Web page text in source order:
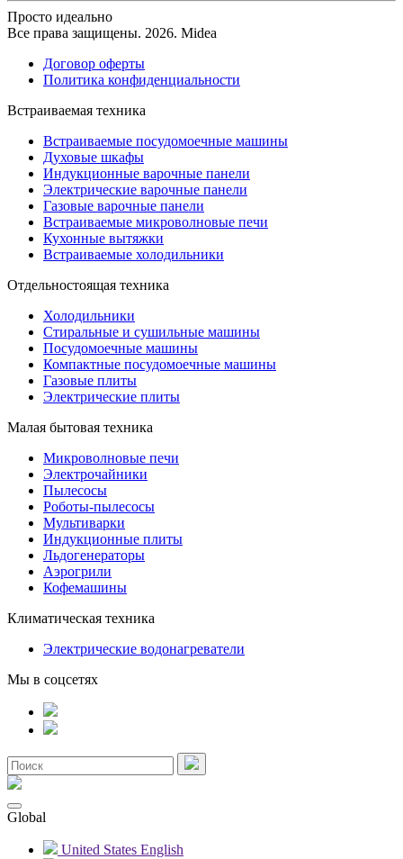
Просто идеально
Все права защищены. 2026. Midea
Договор оферты
Политика конфиденциальности
Встраиваемая техника
Встраиваемые посудомоечные машины
Духовые шкафы
Индукционные варочные панели
Электрические варочные панели
Газовые варочные панели
Встраиваемые микроволновые печи
Кухонные вытяжки
Встраиваемые холодильники
Отдельностоящая техника
Холодильники
Стиральные и сушильные машины
Посудомоечные машины
Компактные посудомоечные машины
Газовые плиты
Электрические плиты
Малая бытовая техника
Микроволновые печи
Электрочайники
Пылесосы
Роботы-пылесосы
Мультиварки
Индукционные плиты
Льдогенераторы
Аэрогрили
Кофемашины
Климатическая техника
Электрические водонагреватели
Мы в соцсетях
Global
United States English